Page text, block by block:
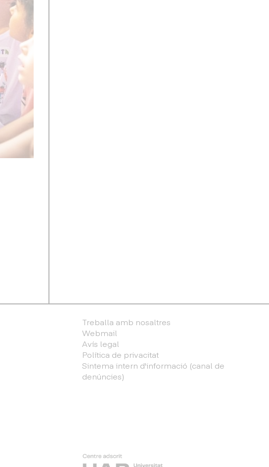
Treballa amb nosaltres
Webmail
Avís legal
Política de privacitat
Sintema intern d'informació (canal de
denúncies)